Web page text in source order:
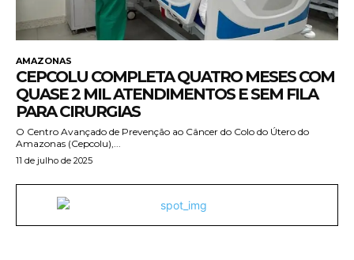
AMAZONAS
CEPCOLU COMPLETA QUATRO MESES COM
QUASE 2 MIL ATENDIMENTOS E SEM FILA
PARA CIRURGIAS
O Centro Avançado de Prevenção ao Câncer do Colo do Útero do
Amazonas (Cepcolu),...
11 de julho de 2025